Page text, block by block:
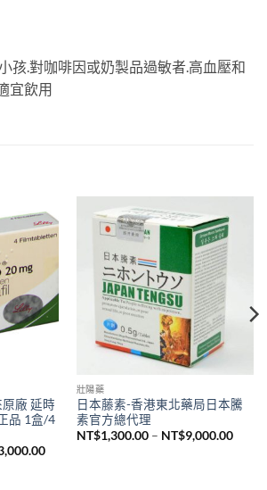
孩.對咖啡因或奶製品過敏者.高血壓和
宜飲用
廠 延時
品 1盒/4
價
壯陽藥
日本藤素-香港東北藥局日本騰
素官方總代理
NT$1,300.00 – NT$9,000.00價